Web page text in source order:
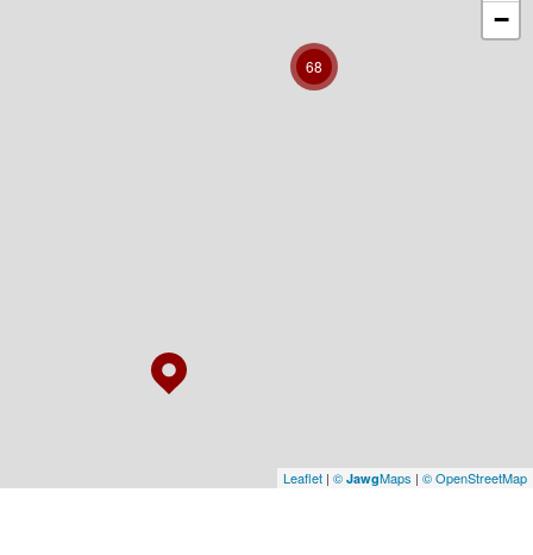
68
−
Leaflet | © JawgMaps | © OpenStreetMap